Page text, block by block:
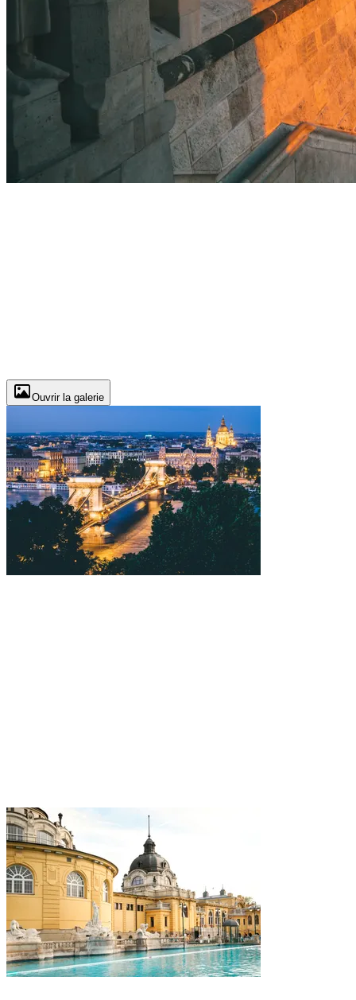
Ouvrir la galerie